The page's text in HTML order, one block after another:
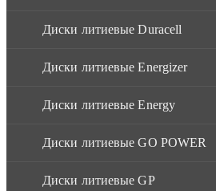
Диски литиевые Duracell
Диски литиевые Energizer
Диски литиевые Energy
Диски литиевые GO POWER
Диски литиевые GP